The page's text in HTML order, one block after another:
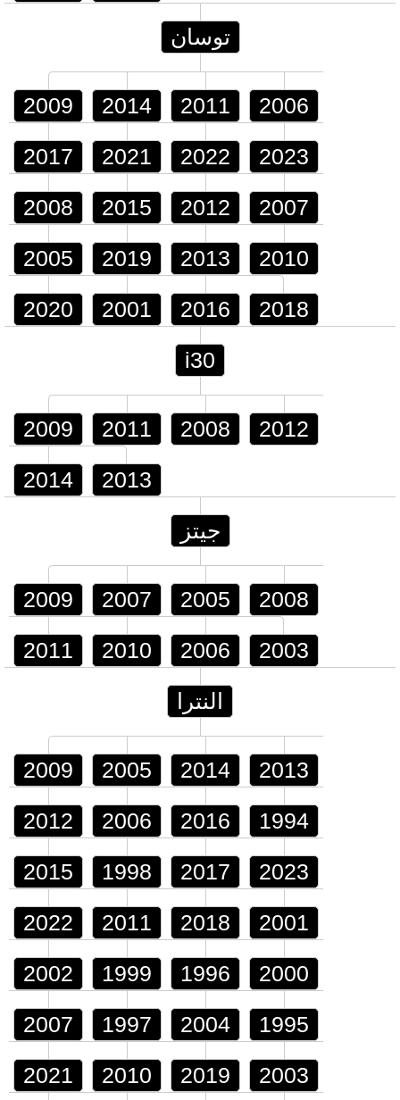
توسان
2009 2014 2011 2006
2017 2021 2022 2023
2008 2015 2012 2007
2005 2019 2013 2010
2020 2001 2016 2018
i30
2009 2011 2008 2012
2014 2013
جيتز
2009 2007 2005 2008
2011 2010 2006 2003
النترا
2009 2005 2014 2013
2012 2006 2016 1994
2015 1998 2017 2023
2022 2011 2018 2001
2002 1999 1996 2000
2007 1997 2004 1995
2021 2010 2019 2003